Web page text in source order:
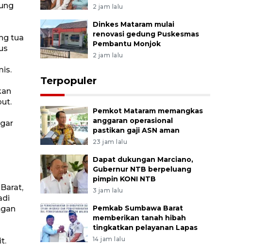
tua
2 jam lalu
Dinkes Mataram mulai
renovasi gedung Puskesmas
Pembantu Monjok
2 jam lalu
Terpopuler
Pemkot Mataram memangkas
anggaran operasional
pastikan gaji ASN aman
23 jam lalu
Dapat dukungan Marciano,
Gubernur NTB berpeluang
pimpin KONI NTB
3 jam lalu
Pemkab Sumbawa Barat
memberikan tanah hibah
tingkatkan pelayanan Lapas
14 jam lalu